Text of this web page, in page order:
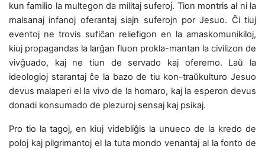
kun familio la multegon da militaj suferoj. Tion montris al ni la
malsanaj infanoj oferantaj siajn suferojn por Jesuo. Ĉi tiuj
eventoj ne trovis sufiĉan reliefigon en la amaskomunikiloj,
kiuj propagandas la larĝan fluon prokla-mantan la civilizon de
vivĝuado, kaj ne tiun de servado kaj oferemo. Laŭ la
ideologioj starantaj ĉe la bazo de tiu kon-traŭkulturo Jesuo
devus malaperi el la vivo de la homaro, kaj la esperon devus
donadi konsumado de plezuroj sensaj kaj psikaj.
Pro tio la tagoj, en kiuj videbliĝis la unueco de la kredo de
poloj kaj pilgrimantoj el la tuta mondo venantaj al la fonto de